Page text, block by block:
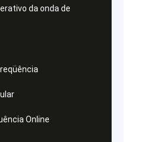
da onda de
Online